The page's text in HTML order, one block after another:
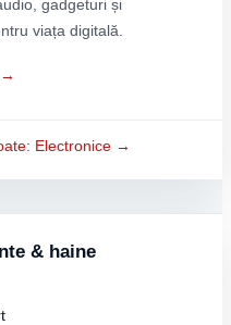
gadgeturi și
viața digitală.
→
Electronice →
& haine